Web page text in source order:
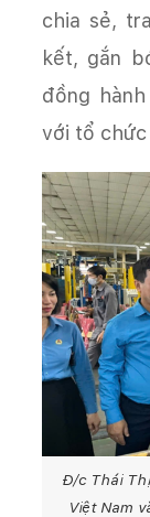
chia sẻ,
kết, gắn
đồng
với tổ chức
Đ/c Thái
Việt Nam